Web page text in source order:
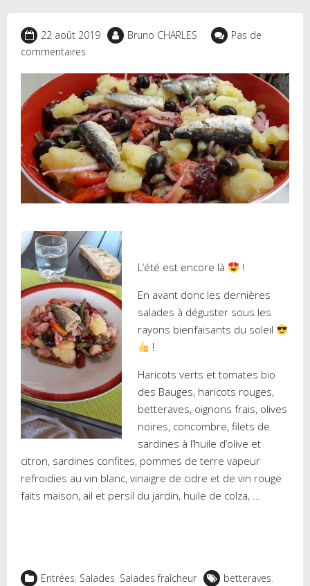
22 août 2019 Bruno CHARLES
Pas de
commentaires
L’été est encore là
!
En avant donc les dernières
salades à déguster sous les
rayons bienfaisants du soleil
!
Haricots verts et tomates bio
des Bauges, haricots rouges,
betteraves, oignons frais, olives
noires, concombre, filets de
sardines à l’huile d’olive et
citron, sardines confites, pommes de terre vapeur
refroidies au vin blanc, vinaigre de cidre et de vin rouge
faits maison, ail et persil du jardin, huile de colza, …
Entrées, Salades, Salades fraîcheur betteraves,